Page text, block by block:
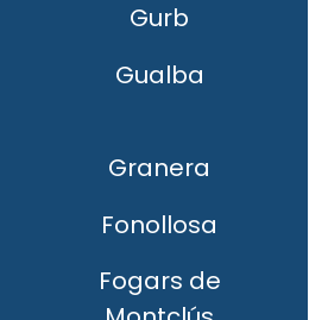
Gurb
Gualba
Granera
Fonollosa
Fogars de